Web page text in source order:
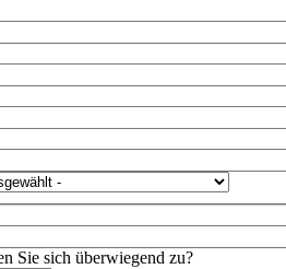
Sie sich überwiegend zu?